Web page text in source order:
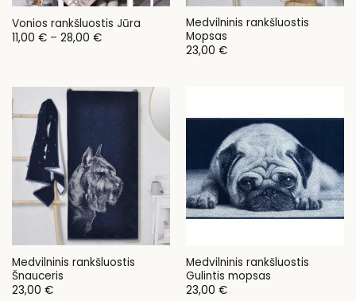
Vonios rankšluostis Jūra
11,00 € – 28,00 €Price
Medvilninis rankšluostis
Mopsas
23,00 €
Medvilninis rankšluostis
Šnauceris
23,00 €
Medvilninis rankšluostis
Gulintis mopsas
23,00 €